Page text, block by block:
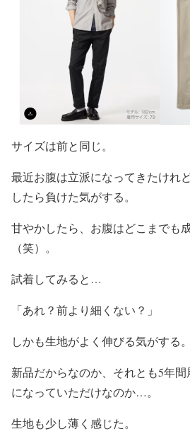
サイズは前と同じ。
最近お腹は立派になってきたけれ
したら負けた気がする。
甘やかしたら、お腹はどこまでも
（笑）。
試着してみると…
「あれ？前より細くない？」
しかも生地がよく伸びる気がする。
新品だからなのか、それとも5年
になっていただけなのか…。
生地も少し薄く感じた。